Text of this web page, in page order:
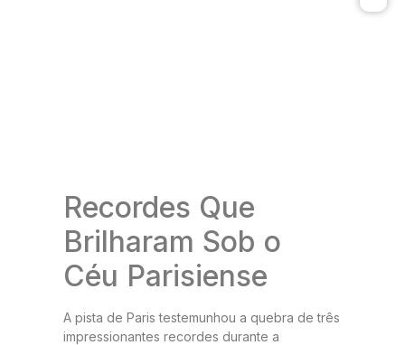
Recordes Que
Brilharam Sob o
Céu Parisiense
A pista de Paris testemunhou a quebra de três
impressionantes recordes durante a